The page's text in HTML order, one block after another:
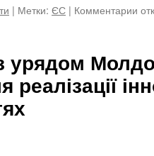
| Метки: ЄС | Комментарии к
від
урядом